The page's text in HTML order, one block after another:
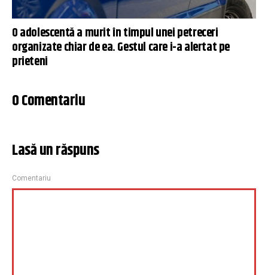
O adolescentă a murit în timpul unei petreceri
organizate chiar de ea. Gestul care i-a alertat pe
prieteni
0 Comentariu
Lasă un răspuns
Comentariu